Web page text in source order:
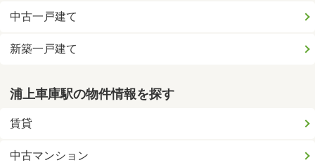
中古一戸建て
新築一戸建て
浦上車庫駅の物件情報を探す
賃貸
中古マンション